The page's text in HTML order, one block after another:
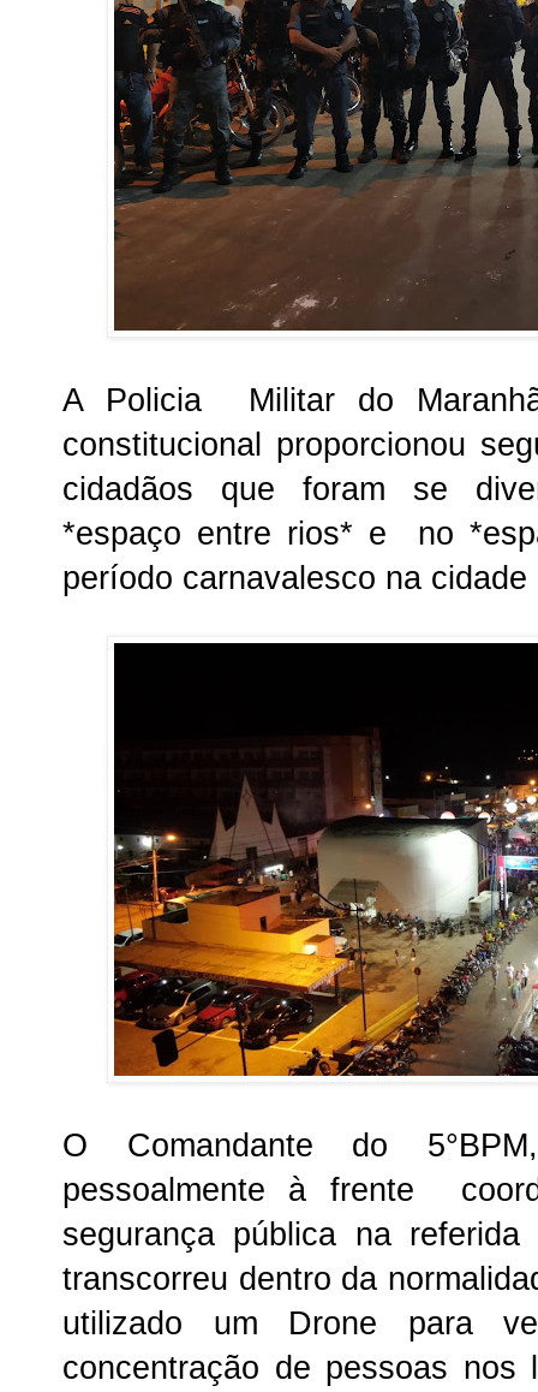
A Policia Militar do
constitucional proporcionou
cidadãos que foram se
*espaço entre rios* e no
período carnavalesco na
O Comandante do
pessoalmente à frente
segurança pública na
transcorreu dentro da
utilizado um Drone para
concentração de pessoas